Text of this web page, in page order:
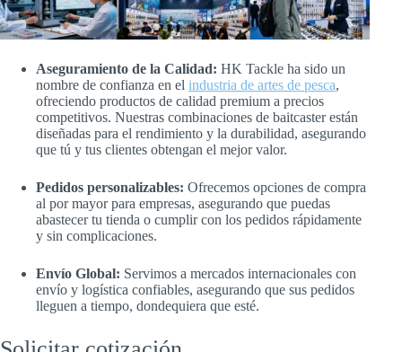
Aseguramiento de la Calidad: HK Tackle ha sido un
nombre de confianza en el industria de artes de pesca,
ofreciendo productos de calidad premium a precios
competitivos. Nuestras combinaciones de baitcaster están
diseñadas para el rendimiento y la durabilidad, asegurando
que tú y tus clientes obtengan el mejor valor.
Pedidos personalizables: Ofrecemos opciones de compra
al por mayor para empresas, asegurando que puedas
abastecer tu tienda o cumplir con los pedidos rápidamente
y sin complicaciones.
Envío Global: Servimos a mercados internacionales con
envío y logística confiables, asegurando que sus pedidos
lleguen a tiempo, dondequiera que esté.